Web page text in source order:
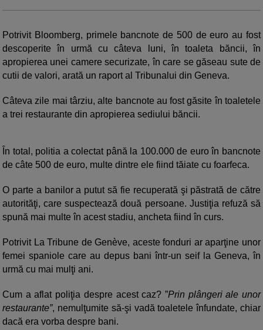
Potrivit Bloomberg, primele bancnote de 500 de euro au fost
descoperite în urmă cu câteva luni, în toaleta băncii, în
apropierea unei camere securizate, în care se găseau sute de
cutii de valori, arată un raport al Tribunalui din Geneva.
Câteva zile mai târziu, alte bancnote au fost găsite în toaletele
a trei restaurante din apropierea sediului băncii.
În total, politia a colectat până la 100.000 de euro în bancnote
de câte 500 de euro, multe dintre ele fiind tăiate cu foarfeca.
O parte a banilor a putut să fie recuperată şi păstrată de către
autorităţi, care suspectează două persoane. Justiţia refuză să
spună mai multe în acest stadiu, ancheta fiind în curs.
Potrivit La Tribune de Genève, aceste fonduri ar aparţine unor
femei spaniole care au depus bani într-un seif la Geneva, în
urmă cu mai mulţi ani.
Cum a aflat poliţia despre acest caz? ”Prin plângeri ale unor
restaurante”, nemulţumite să-şi vadă toaletele înfundate, chiar
dacă era vorba despre bani.